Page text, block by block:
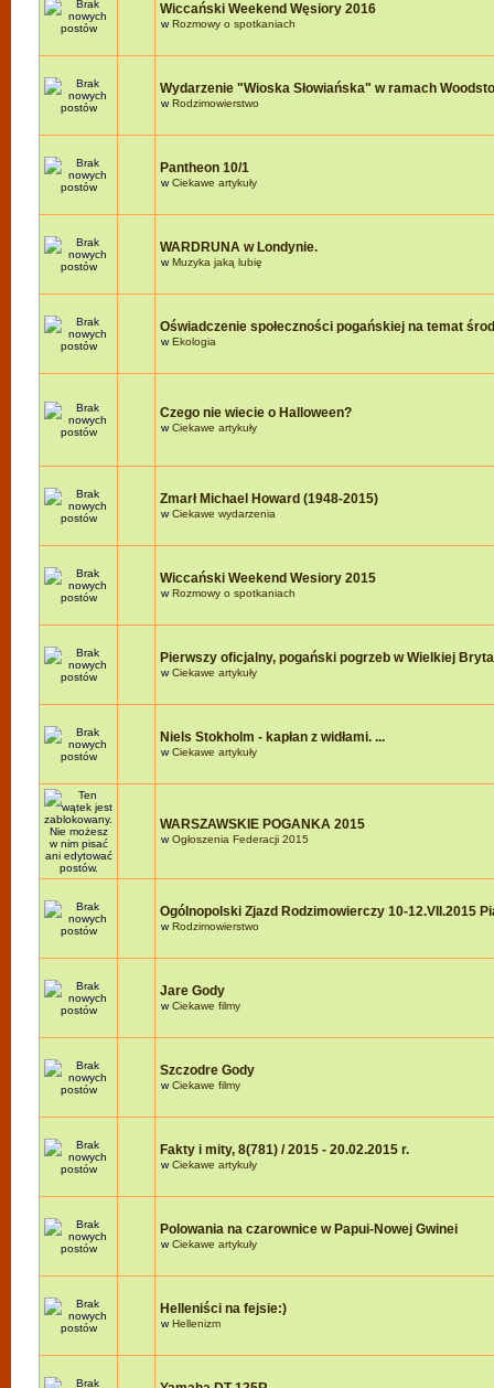
Wiccański Weekend Węsiory 2016
wRozmowy o spotkaniach
Wydarzenie "Wioska Słowiańska" w ramach
wRodzimowierstwo
Pantheon 10/1
wCiekawe artykuły
WARDRUNA w Londynie.
wMuzyka jaką lubię
Oświadczenie społeczności pogańskiej na temat
wEkologia
Czego nie wiecie o Halloween?
wCiekawe artykuły
Zmarł Michael Howard (1948-2015)
wCiekawe wydarzenia
Wiccański Weekend Wesiory 2015
wRozmowy o spotkaniach
Pierwszy oficjalny, pogański pogrzeb w Wielkiej
wCiekawe artykuły
Niels Stokholm - kapłan z widłami. ...
wCiekawe artykuły
WARSZAWSKIE POGANKA 2015
wOgłoszenia Federacji 2015
Ogólnopolski Zjazd Rodzimowierczy 10-12.VII.2015
wRodzimowierstwo
Jare Gody
wCiekawe filmy
Szczodre Gody
wCiekawe filmy
Fakty i mity, 8(781) / 2015 - 20.02.2015 r.
wCiekawe artykuły
Polowania na czarownice w Papui-Nowej Gwinei
wCiekawe artykuły
Helleniści na fejsie:)
wHellenizm